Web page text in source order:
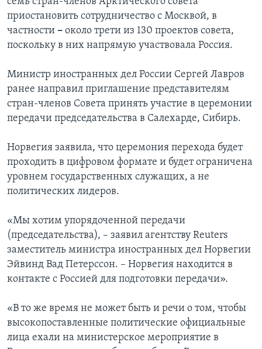
приостановить сотрудничество с Москвой, в
частности – около трети из 130 проектов совета,
поскольку в них напрямую участвовала Россия.
Министр иностранных дел России Сергей Лавров
ранее направил приглашение представителям
стран-членов Совета принять участие в церемонии
передачи председательства в Салехарде, Сибирь.
Норвегия заявила, что церемония перехода будет
проходить в цифровом формате и будет ограничена
уровнем государственных служащих, а не
политических лидеров.
«Мы хотим упорядоченной передачи
(председательства), – заявил агентству Reuters
заместитель министра иностранных дел Норвегии
Эйвинд Вад Петерссон. – Норвегия находится в
контакте с Россией для подготовки передачи».
«В то же время не может быть и речи о том, чтобы
высокопоставленные политические официальные
лица ехали на министерское мероприятие в